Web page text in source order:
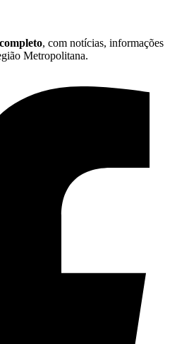
, com notícias, informações
Metropolitana.